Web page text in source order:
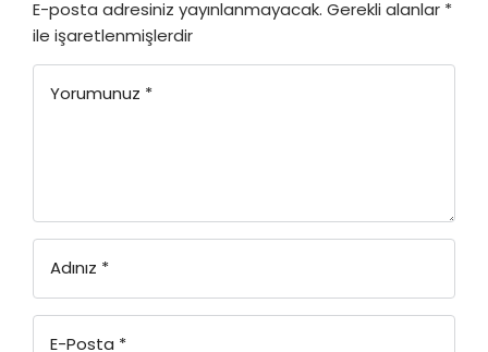
E-posta adresiniz yayınlanmayacak. Gerekli alanlar *
ile işaretlenmişlerdir
Yorumunuz *
Adınız *
E-Posta *